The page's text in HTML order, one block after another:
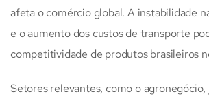
afeta o comércio global. A instabilidade
e o aumento dos custos de transporte
competitividade de produtos brasileiros
Setores relevantes, como o agronegócio,